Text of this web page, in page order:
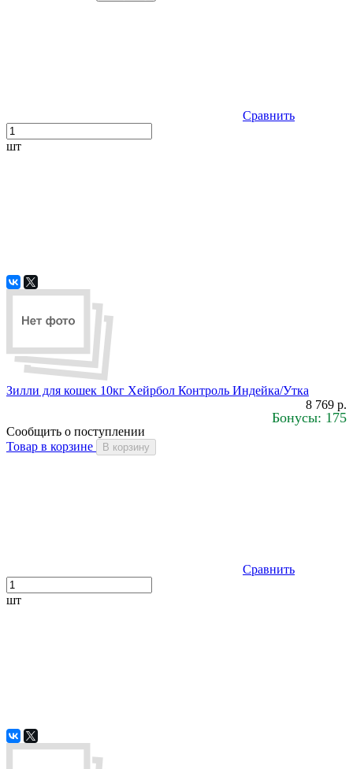
Сравнить
шт
Зилли для кошек 10кг Хейрбол Контроль Индейка/Утка
8 769 р.
Бонусы: 175
Сообщить о поступлении
Товар в корзине
В корзину
Сравнить
шт